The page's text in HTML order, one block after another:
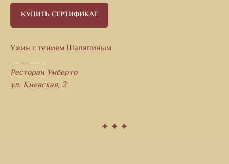
КУПИТЬ СЕРТИФИКАТ
Ужин с гением Шаляпиным
_________
Ресторан Умберто
ул. Киевская, 2